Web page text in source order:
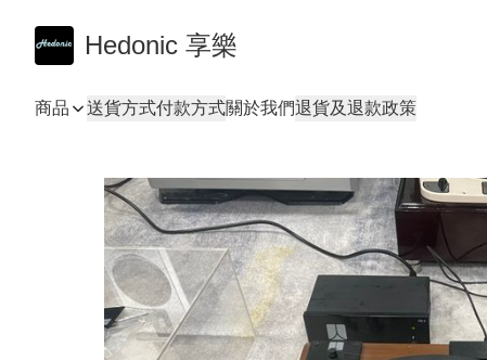
Hedonic 享樂
商品 送貨方式付款方式關於我們退貨及退款政策